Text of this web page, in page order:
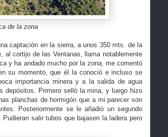
de la zona
captación en la sierra, a unos 350 mts. de la
al cortijo de las Ventanas, llama notablemente
y ha andado mucho por la zona, me comentó
su momento, que él la conoció e incluso se
importancia minera y a la salida de agua
depósitos. Primero selló la mina, y luego hizo
planchas de hormigón que a mi parecer son
Posteriormente se le añadió un segundo
salir tubos que bajasen la ladera pero